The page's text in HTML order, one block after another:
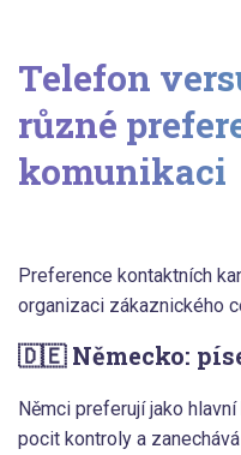
Telefon
různé
komunikaci
Preference kontaktních
organizaci zákaznického
🇩🇪 Německo:
Němci preferují jako
pocit kontroly a